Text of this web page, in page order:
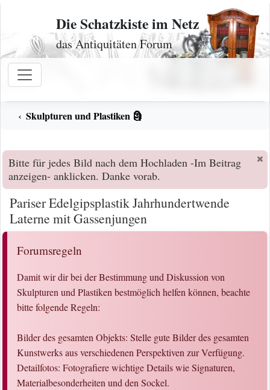
Zum Inhalt
Die Schatzkiste im Netz
das Antiquitäten Forum
Skulpturen und Plastiken 🗿
Bitte für jedes Bild nach dem Hochladen -Im Beitrag
anzeigen- anklicken. Danke vorab.
Pariser Edelgipsplastik Jahrhundertwende
Laterne mit Gassenjungen
Forumsregeln
Damit wir dir bei der Bestimmung und Diskussion von
Skulpturen und Plastiken bestmöglich helfen können, beachte
bitte folgende Regeln:
Bilder des gesamten Objekts: Stelle gute Bilder des gesamten
Kunstwerks aus verschiedenen Perspektiven zur Verfügung.
Detailfotos: Fotografiere wichtige Details wie Signaturen,
Materialbesonderheiten und den Sockel.